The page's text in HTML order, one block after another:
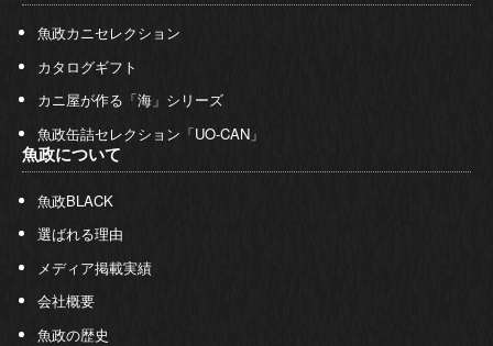
魚政カニセレクション
カタログギフト
カニ屋が作る「海」シリーズ
魚政缶詰セレクション「UO-CAN」
魚政について
魚政BLACK
選ばれる理由
メディア掲載実績
会社概要
魚政の歴史